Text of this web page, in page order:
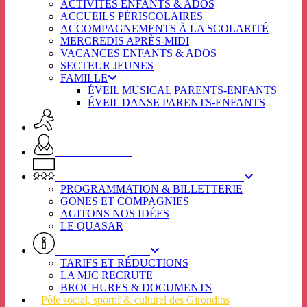
ACTIVITÉS ENFANTS & ADOS
ACCUEILS PÉRISCOLAIRES
ACCOMPAGNEMENTS À LA SCOLARITÉ
MERCREDIS APRÈS-MIDI
VACANCES ENFANTS & ADOS
SECTEUR JEUNES
FAMILLE
ÉVEIL MUSICAL PARENTS-ENFANTS
ÉVEIL DANSE PARENTS-ENFANTS
PROGRAMMATION & BILLETTERIE
GONES ET COMPAGNIES
AGITONS NOS IDÉES
LE QUASAR
TARIFS ET RÉDUCTIONS
LA MJC RECRUTE
BROCHURES & DOCUMENTS
Pôle social, sportif & culturel des Girondins